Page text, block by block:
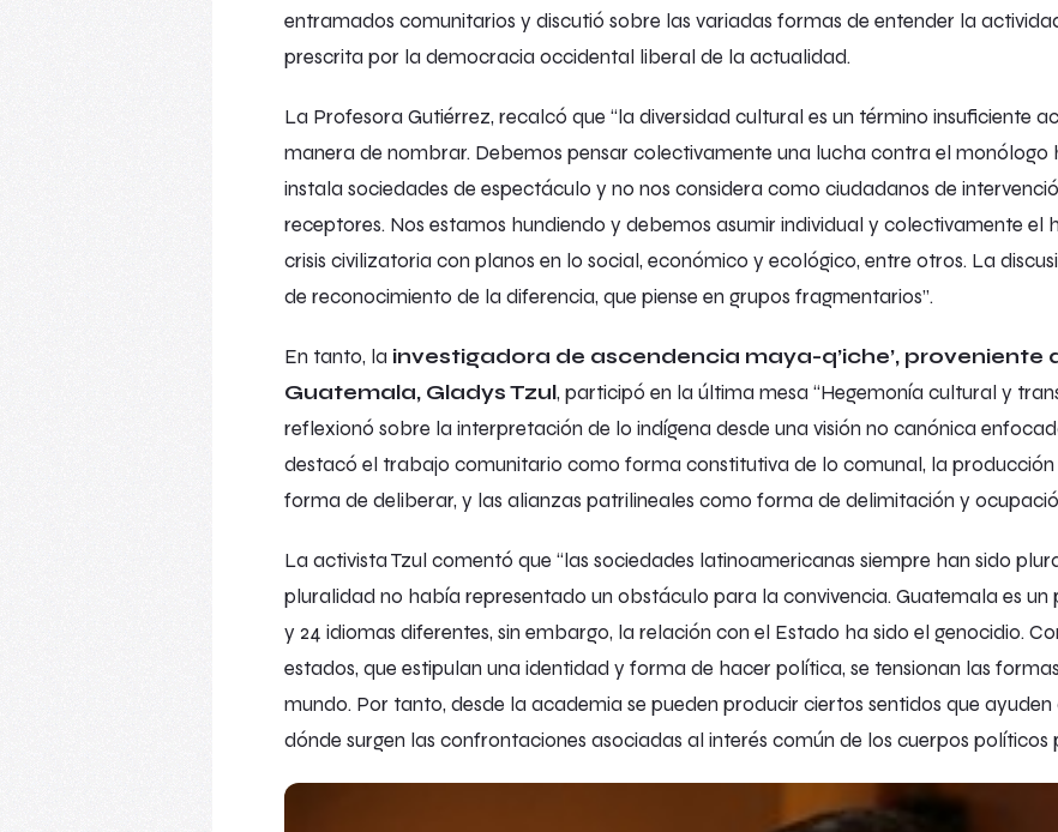
entramados comunitarios y discutió sobre las variadas formas de entender la
prescrita por la democracia occidental liberal de la actualidad.
La Profesora Gutiérrez, recalcó que “la diversidad cultural es un término insuficiente
manera de nombrar. Debemos pensar colectivamente una lucha contra el monólogo
instala sociedades de espectáculo y no nos considera como ciudadanos de
receptores. Nos estamos hundiendo y debemos asumir individual y colectivamente el
crisis civilizatoria con planos en lo social, económico y ecológico, entre otros. La
de reconocimiento de la diferencia, que piense en grupos fragmentarios”.
En tanto, la investigadora de ascendencia maya-q’iche’, proveniente
Guatemala, Gladys Tzul, participó en la última mesa “Hegemonía cultural y
reflexionó sobre la interpretación de lo indígena desde una visión no canónica
destacó el trabajo comunitario como forma constitutiva de lo comunal, la producción
forma de deliberar, y las alianzas patrilineales como forma de delimitación y
La activista Tzul comentó que “las sociedades latinoamericanas siempre han sido
pluralidad no había representado un obstáculo para la convivencia. Guatemala es un
y 24 idiomas diferentes, sin embargo, la relación con el Estado ha sido el genocidio.
estados, que estipulan una identidad y forma de hacer política, se tensionan las
mundo. Por tanto, desde la academia se pueden producir ciertos sentidos que
dónde surgen las confrontaciones asociadas al interés común de los cuerpos políticos